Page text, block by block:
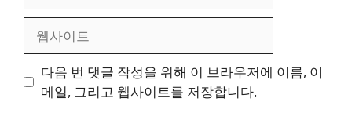
일
트
다음 번 댓글 작성을 위해 이 브라우저에 이름, 이
메일, 그리고 웹사이트를 저장합니다.